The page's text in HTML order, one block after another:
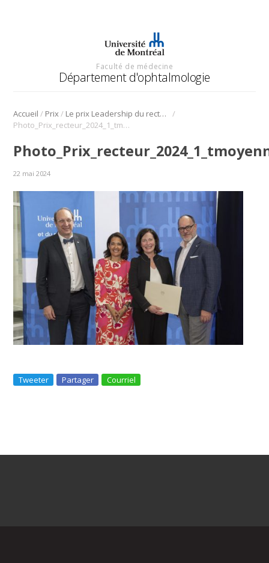
Faculté de médecine
Département d'ophtalmologie
Accueil / Prix/ Le prix Leadership du recteur remis à Isabelle Hardy
/
Photo_Prix_recteur_2024_1_tmoyenne_IHardy_avec_FCourchesne_SFouron_DJutras_53726673097_42650fca89_c
22 mai 2024
Tweeter Partager Courriel